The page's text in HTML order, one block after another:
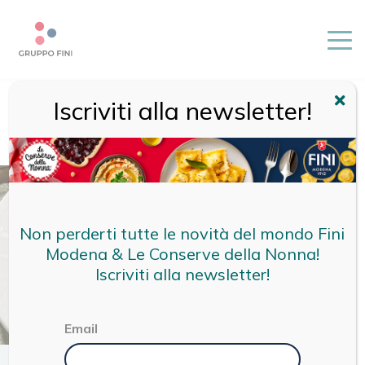
RICETTE/RICETTE FINI /TORTELLINI CON
PROSCIUTTO CRUDO E PARMIGIANO REGGIANO CON
Iscriviti alla newsletter!
Non perderti tutte le novità del mondo Fini
Modena & Le Conserve della Nonna!
Iscriviti alla newsletter!
Email